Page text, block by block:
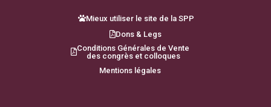
Mieux utiliser le site de la SPP
Dons & Legs
Conditions Générales de Vente
des congrès et colloques
Mentions légales